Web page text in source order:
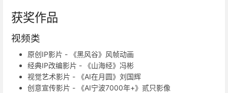
获奖作品
视频类
原创IP影片 - 《黑风谷》风帧动画
经典IP改编影片 - 《山海经》冯彬
视觉艺术影片 - 《AI在月圆》刘国辉
创意宣传影片 - 《AI宁波7000年+》贰只影像